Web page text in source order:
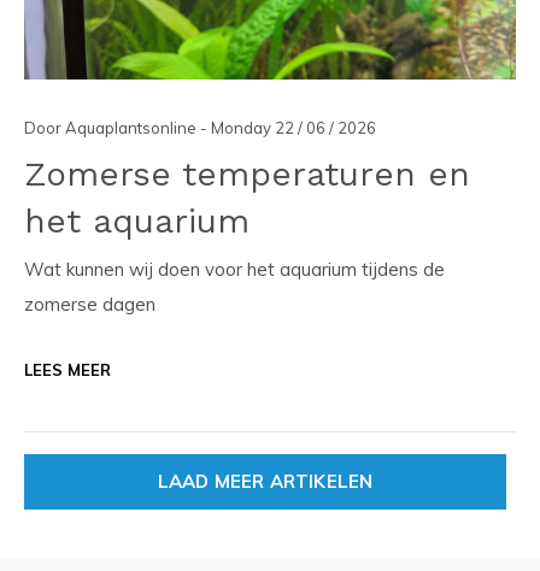
Door Aquaplantsonline - Monday 22 / 06 / 2026
Zomerse temperaturen en
het aquarium
Wat kunnen wij doen voor het aquarium tijdens de
zomerse dagen
LEES MEER
LAAD MEER ARTIKELEN